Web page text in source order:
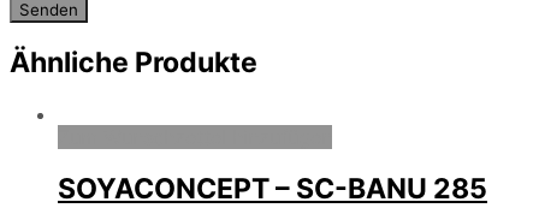
Ähnliche Produkte
SOYACONCEPT – SC-BANU 285